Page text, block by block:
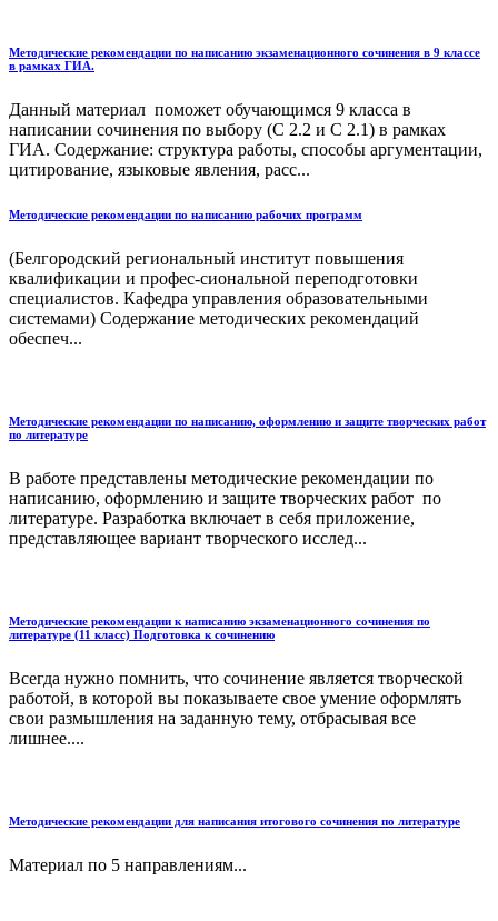
Методические рекомендации по написанию экзаменационного сочинения в 9 классе
в рамках ГИА.
Данный материал поможет обучающимся 9 класса в
написании сочинения по выбору (С 2.2 и С 2.1) в рамках
ГИА. Содержание: структура работы, способы аргументации,
цитирование, языковые явления, расс...
Методические рекомендации по написанию рабочих программ
(Белгородский региональный институт повышения
квалификации и профес-сиональной переподготовки
специалистов. Кафедра управления образовательными
системами) Содержание методических рекомендаций
обеспеч...
Методические рекомендации по написанию, оформлению и защите творческих работ
по литературе
В работе представлены методические рекомендации по
написанию, оформлению и защите творческих работ по
литературе. Разработка включает в себя приложение,
представляющее вариант творческого исслед...
Методические рекомендации к написанию экзаменационного сочинения по
литературе (11 класс) Подготовка к сочинению
Всегда нужно помнить, что сочинение является творческой
работой, в которой вы показываете свое умение оформлять
свои размышления на заданную тему, отбрасывая все
лишнее....
Методические рекомендации для написания итогового сочинения по литературе
Материал по 5 направлениям...